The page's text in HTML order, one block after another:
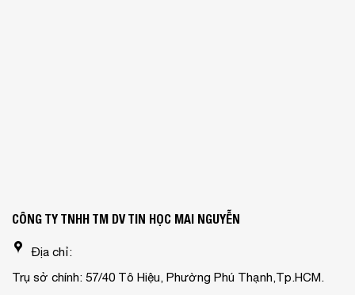
CÔNG TY TNHH TM DV TIN HỌC MAI NGUYỄN
Địa chỉ:
Trụ sở chính: 57/40 Tô Hiệu, Phường Phú Thạnh,Tp.HCM.